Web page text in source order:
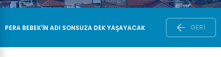
PERA BEBEK'IN ADI SONSUZA DEK YAŞAYACAK GERI